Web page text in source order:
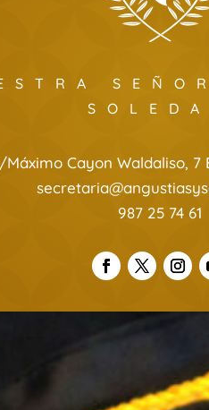
Máximo Cayon Waldaliso, 7
987 25 74 61